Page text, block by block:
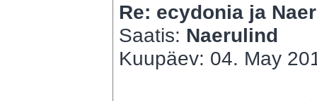
Re: ecydonia ja
Saatis: Naerulind
Kuupäev: 04. May